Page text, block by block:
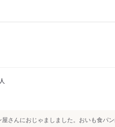
人
さんにおじゃましました。おいも食パ